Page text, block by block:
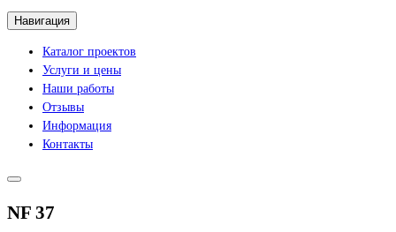
Навигация
Каталог проектов
Услуги и цены
Наши работы
Отзывы
Информация
Контакты
NF 37